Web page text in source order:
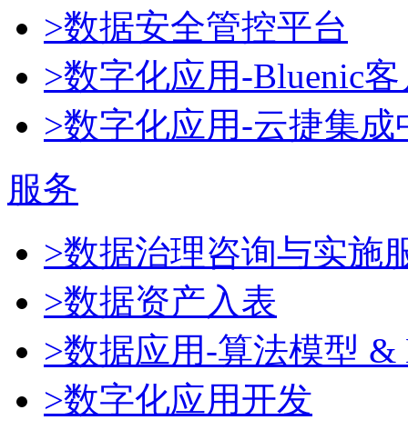
>数据安全管控平台
>数字化应用-Bluenic
>数字化应用-云捷集成
服务
>数据治理咨询与实施
>数据资产入表
>数据应用-算法模型 &
>数字化应用开发